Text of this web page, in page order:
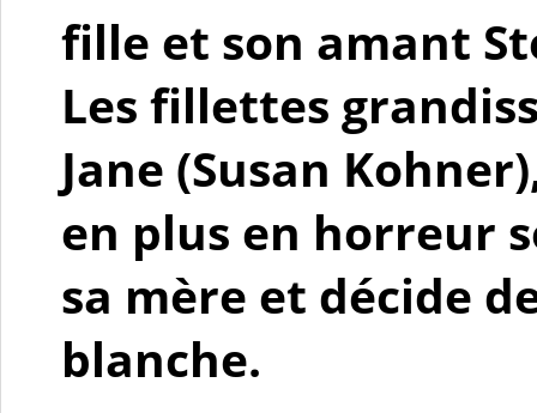
fille et son amant
Les fillettes
Jane (Susan
en plus en horreur
sa mère et décide
blanche.